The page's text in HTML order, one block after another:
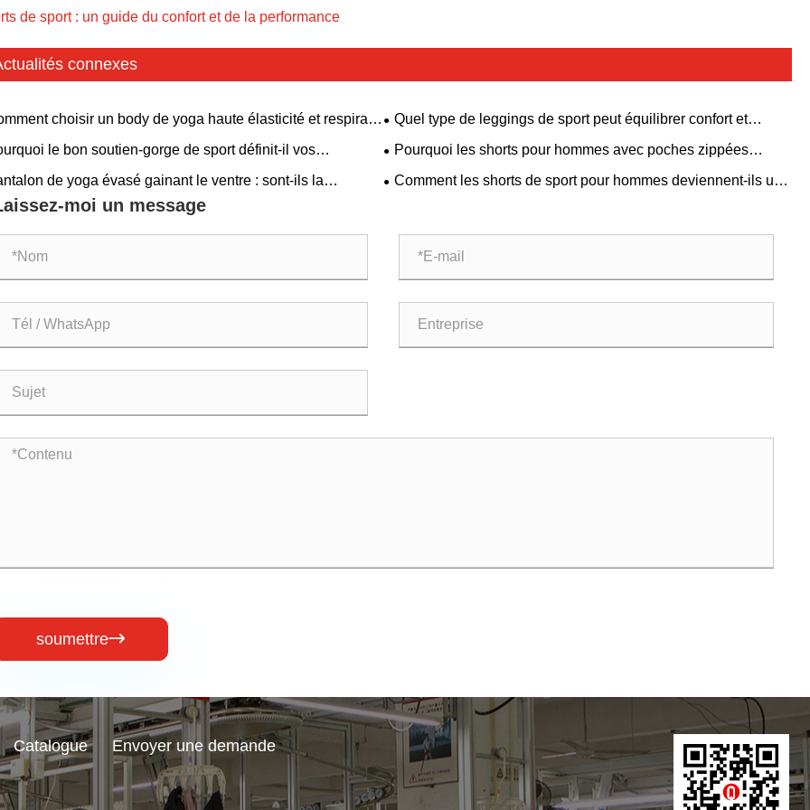
de sport : un guide du confort et de la performance
connexes
choisir un body de yoga haute élasticité et respirant
style dos nu avec soutien-gorge rembourré convient à tous
besoins de remise en forme.
Quel type de leggings de sport peut équilibrer confort et
esthétique ?
le bon soutien-gorge de sport définit-il vos
en matière de vêtements de sport ?
Pourquoi les shorts pour hommes avec poches zippées
deviennent-ils un incontournable pour les hommes modernes
de yoga évasé gainant le ventre : sont-ils la
parfaite de confort et de style
Comment les shorts de sport pour hommes deviennent-ils une
moi un message
soumettre
Catalogue Envoyer une demande